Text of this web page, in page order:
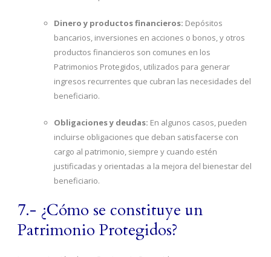
Dinero y productos financieros: Depósitos
bancarios, inversiones en acciones o bonos, y otros
productos financieros son comunes en los
Patrimonios Protegidos, utilizados para generar
ingresos recurrentes que cubran las necesidades del
beneficiario.
Obligaciones y deudas: En algunos casos, pueden
incluirse obligaciones que deban satisfacerse con
cargo al patrimonio, siempre y cuando estén
justificadas y orientadas a la mejora del bienestar del
beneficiario.
7.- ¿Cómo se constituye un
Patrimonio Protegidos?